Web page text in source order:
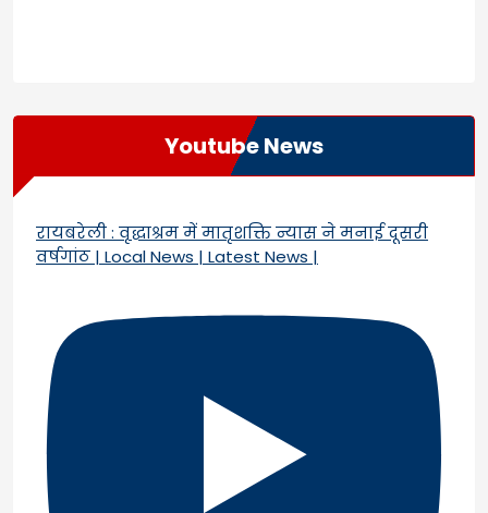
Youtube News
रायबरेली : वृद्धाश्रम में मातृशक्ति न्यास ने मनाई दूसरी
वर्षगांठ | Local News | Latest News |